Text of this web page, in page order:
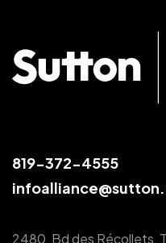
819-372-4555
2480, Bd des Récollets,